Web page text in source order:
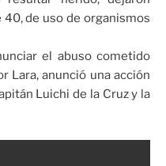
de uso de organismos
el abuso cometido
Lara, anunció una acción
Luichi de la Cruz y la